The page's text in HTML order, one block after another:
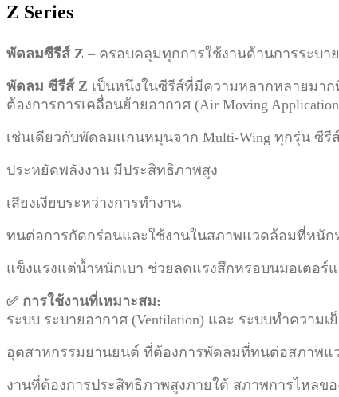
Z Series
พัดลมซีรีส์ Z – ครอบคลุมทุกการใช้งานด้านการระบา
พัดลม ซีรีส์ Z เป็นหนึ่งในซีรีส์ที่มีความหลากหลายมา
ต้องการการเคลื่อนย้ายอากาศ (Air Moving
เช่นเดียวกับพัดลมแกนหมุนจาก Multi-Wing ทุกรุ่น ซีรี
ประหยัดพลังงาน มีประสิทธิภาพสูง
เสียงเงียบระหว่างการทำงาน
ทนต่อการกัดกร่อนและใช้งานในสภาพแวดล้อมที่หนัก
แข็งแรงแต่น้ำหนักเบา ช่วยลดแรงสึกหรอบนมอเตอร์
✅ การใช้งานที่เหมาะสม:
ระบบ ระบายอากาศ (Ventilation) และ ระบบทำความเ
อุตสาหกรรมยานยนต์ ที่ต้องการพัดลมที่ทนต่อสภาพ
งานที่ต้องการประสิทธิภาพสูงภายใต้ สภาพการไหลข